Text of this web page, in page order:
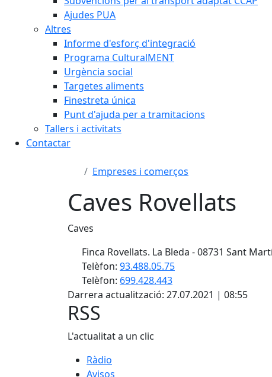
Ajudes PUA
Altres
Informe d'esforç d'integració
Programa CulturalMENT
Urgència social
Targetes aliments
Finestreta única
Punt d'ajuda per a tramitacions
Tallers i activitats
Contactar
Empreses i comerços
Caves Rovellats
Caves
Finca Rovellats. La Bleda - 08731 Sant
Telèfon: 93.488.05.75
Telèfon: 699.428.443
Darrera actualització: 27.07.2021 | 08:55
RSS
L'actualitat a un clic
Ràdio
Avisos